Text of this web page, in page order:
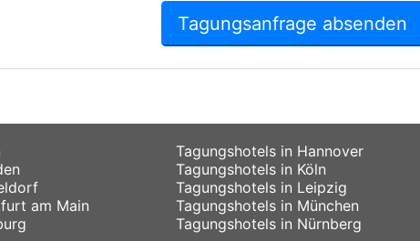
Tagungsanfrage absenden
am Main
Tagungshotels in Hannover
Tagungshotels in Köln
Tagungshotels in Leipzig
Tagungshotels in München
Tagungshotels in Nürnberg